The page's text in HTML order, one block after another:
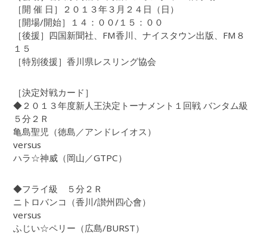
［開 催 日］２０１３年３月２４日（日）
［開場/開始］１４：００/１５：００
［後援］四国新聞社、FM香川、ナイスタウン出版、FM８
１５
［特別後援］香川県レスリング協会
［決定対戦カード］
◆２０１３年度新人王決定トーナメント１回戦 バンタム級
５分２Ｒ
亀島聖児（徳島／アンドレイオス）
versus
ハラ☆神威（岡山／GTPC）
◆フライ級 ５分２Ｒ
ニトロバンコ（香川/讃州四心會）
versus
ふじい☆ペリー（広島/BURST）